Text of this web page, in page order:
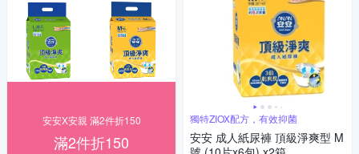
安安X安親 滿2件折150
滿2件折150
獨特ZIOX配方，有效抑菌
安安 成人紙尿褲 頂級淨爽型 M